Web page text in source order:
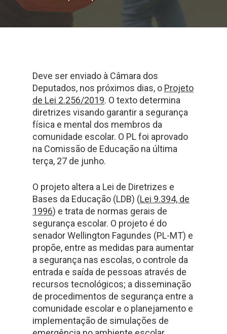
Deve ser enviado à Câmara dos
Deputados, nos próximos dias, o Projeto
de Lei 2.256/2019. O texto determina
diretrizes visando garantir a segurança
física e mental dos membros da
comunidade escolar. O PL foi aprovado
na Comissão de Educação na última
terça, 27 de junho.
O projeto altera a Lei de Diretrizes e
Bases da Educação (LDB) (Lei 9.394, de
1996) e trata de normas gerais de
segurança escolar. O projeto é do
senador Wellington Fagundes (PL-MT) e
propõe, entre as medidas para aumentar
a segurança nas escolas, o controle da
entrada e saída de pessoas através de
recursos tecnológicos; a disseminação
de procedimentos de segurança entre a
comunidade escolar e o planejamento e
implementação de simulações de